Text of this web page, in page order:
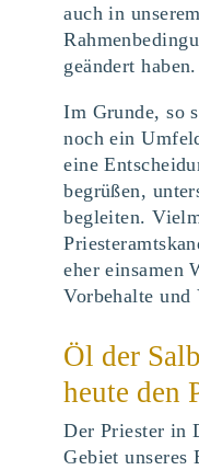
auch in
geändert haben.
Im Grunde, so
noch ein
eine
begrüßen,
begleiten.
eher einsamen
Vorbehalte und
Öl der
heute den
Der Priester in
Gebiet unseres